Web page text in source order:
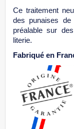
Ce traitement
des punaises
préalable sur
literie.
Fabriqué en